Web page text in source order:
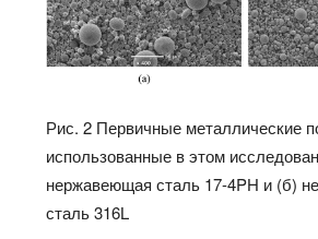
Рис. 2 Первичные металлические
использованные в этом
нержавеющая сталь 17-4PH и (б)
сталь 316L